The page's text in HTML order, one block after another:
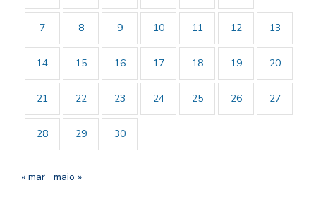
7 8 9 10 11 12 13
14 15 16 17 18 19 20
21 22 23 24 25 26 27
28 29 30
« mar maio »